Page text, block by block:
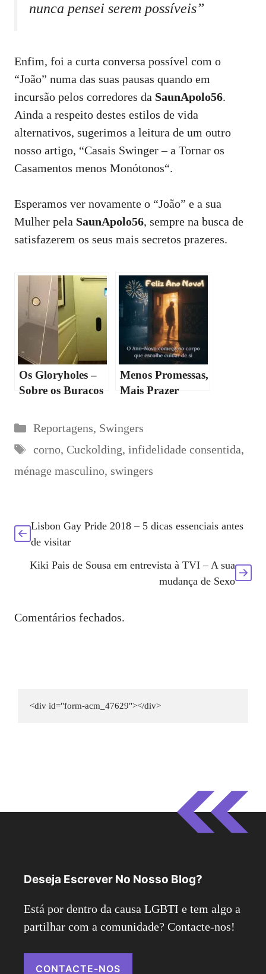
nunca pensei serem possíveis”
Enfim, foi a curta conversa possível com o
“João” numa das suas pausas quando em
incursão pelos corredores da SaunApolo56.
Ainda a respeito destes estilos de vida
alternativos, sugerimos a leitura de um outro
nosso artigo, “Casais Swinger – a Tornar os
Casamentos menos Monótonos“.
Esperamos ver novamente o “João” e a sua
Mulher pela SaunApolo56, sempre na busca de
satisfazerem os seus mais secretos prazeres.
Os Gloryholes –
Sobre os Buracos
Menos Promessas,
Mais Prazer
Categorias
Reportagens, Swingers
Etiquetas
corno, Cuckolding, infidelidade consentida,
ménage masculino, swingers
Lisbon Gay Pride 2018 – 5 dicas essenciais antes
de visitar
Kiki Pais de Sousa em entrevista à TVI – A sua
mudança de Sexo
Comentários fechados.
<div id="form-acm_47629"></div>
Deseja Escrever No Nosso Blog?
Está por dentro da causa LGBTI e tem algo a
partilhar com a comunidade? Contacte-nos!
CONTACTE-NOS